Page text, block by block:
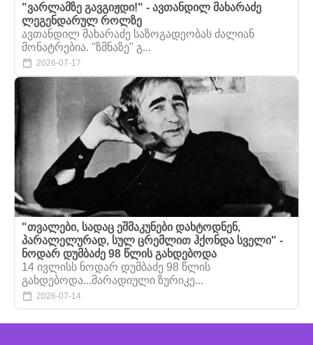
"ვარლამზე გავგიჟდი!" - ავთანდილ მახარაძე
ლეგენდარულ როლზე
ავთანდილ მახარაძე საზოგადეობას ძალიან
მონატრებია. "ზმნაზე" გ...
2026-07-17
"თვალები, სადაც ეშმაკუნები დახტოდნენ,
პარალელურად, სულ ცრემლით ჰქონდა სველი" -
ნოდარ დუმბაძე 98 წლის გახდებოდა
14 ივლისს ნოდარ დუმბაძე 98 წლის
გახდებოდა...მარადიული ზურიკე...
2026-07-14